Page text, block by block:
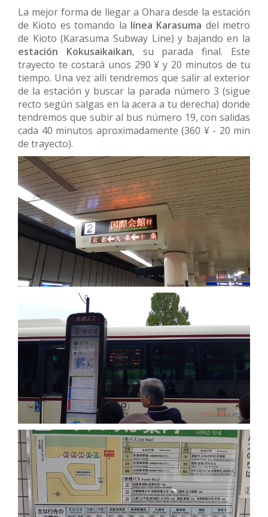
La mejor forma de llegar a Ohara desde la estación
de Kioto es tomando la línea Karasuma del metro
de Kioto (Karasuma Subway Line) y bajando en la
estación Kokusaikaikan, su parada final. Este
trayecto te costará unos 290 ¥ y 20 minutos de tu
tiempo. Una vez allí tendremos que salir al exterior
de la estación y buscar la parada número 3 (sigue
recto según salgas en la acera a tu derecha) donde
tendremos que subir al bus número 19, con salidas
cada 40 minutos aproximadamente (360 ¥ - 20 min
de trayecto).